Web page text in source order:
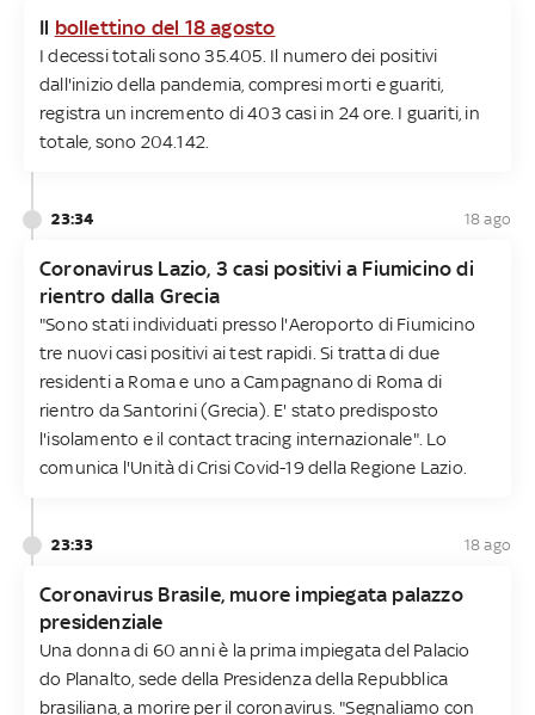
Il bollettino del 18 agosto
I decessi totali sono 35.405. Il numero dei positivi
dall'inizio della pandemia, compresi morti e guariti,
registra un incremento di 403 casi in 24 ore. I guariti, in
totale, sono 204.142.
23:34 18 ago
Coronavirus Lazio, 3 casi positivi a Fiumicino di
rientro dalla Grecia
"Sono stati individuati presso l'Aeroporto di Fiumicino
tre nuovi casi positivi ai test rapidi. Si tratta di due
residenti a Roma e uno a Campagnano di Roma di
rientro da Santorini (Grecia). E' stato predisposto
l'isolamento e il contact tracing internazionale". Lo
comunica l'Unità di Crisi Covid-19 della Regione Lazio.
23:33 18 ago
Coronavirus Brasile, muore impiegata palazzo
presidenziale
Una donna di 60 anni è la prima impiegata del Palacio
do Planalto, sede della Presidenza della Repubblica
brasiliana, a morire per il coronavirus. "Segnaliamo con